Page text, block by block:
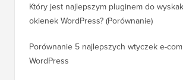
Który jest najlepszym pluginem do
okienek WordPress? (Porównanie)
Porównanie 5 najlepszych wtyczek e-
WordPress